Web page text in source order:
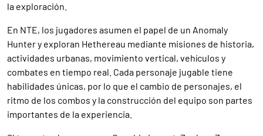
la exploración.
En NTE, los jugadores asumen el papel de un Anomaly
Hunter y exploran Hethereau mediante misiones de historia,
actividades urbanas, movimiento vertical, vehículos y
combates en tiempo real. Cada personaje jugable tiene
habilidades únicas, por lo que el cambio de personajes, el
ritmo de los combos y la construcción del equipo son partes
importantes de la experiencia.